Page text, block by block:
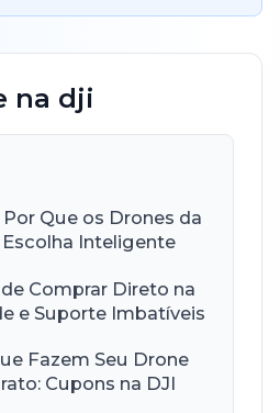
na dji
Que os Drones da
Escolha Inteligente
Comprar Direto na
e Suporte Imbatíveis
Fazem Seu Drone
Cupons na DJI